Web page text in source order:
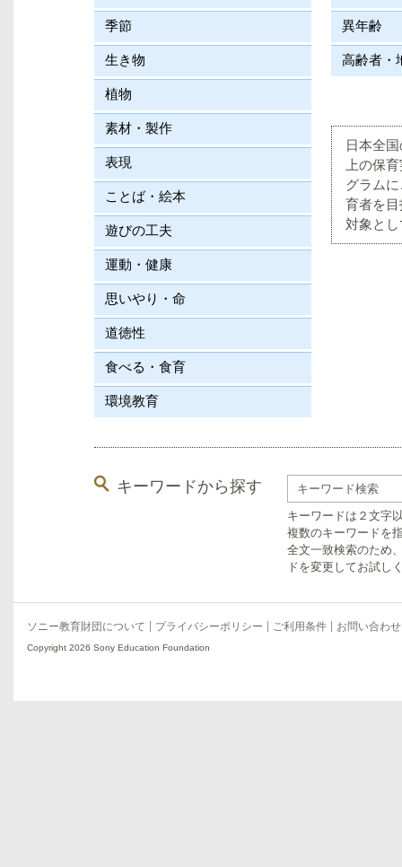
日本全
上の保
グラム
育者を
対象と
季節
生き物
植物
素材・製作
表現
ことば・絵本
遊びの工夫
運動・健康
思いやり・命
道徳性
食べる・食育
環境教育
異年齢
高齢者・
キーワードから探す
キーワードは２文字
複数のキーワードを
全文一致検索のため
ドを変更してお試し
ソニー教育財団について プライバシーポリシー ご利用条件 お問い合わせ
Copyright 2026 Sony Education Foundation